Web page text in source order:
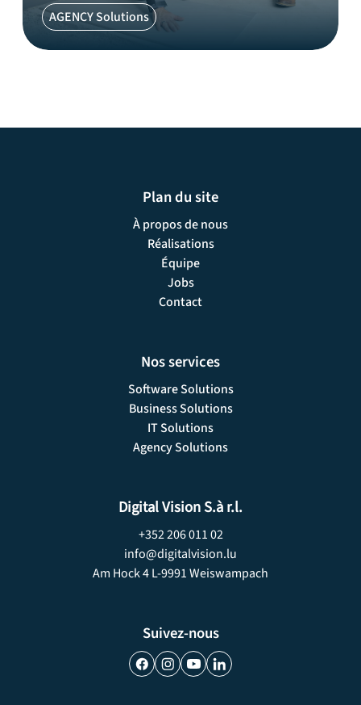
AGENCY Solutions
Plan du site
À propos de nous
Réalisations
Équipe
Jobs
Contact
Nos services
Software Solutions
Business Solutions
IT Solutions
Agency Solutions
Digital Vision S.à r.l.
+352 206 011 02
info@digitalvision.lu
Am Hock 4­ L-9991 Weiswampach
Suivez-nous